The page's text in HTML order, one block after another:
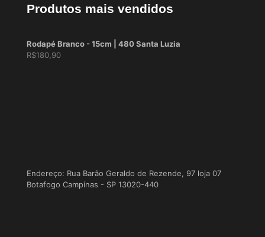
Produtos mais vendidos
Rodapé Branco - 15cm | 480 Santa Luzia
R$180,90
Endereço: Rua Barão Geraldo de Rezende, 97 loja 07
Botafogo Campinas - SP 13020-440